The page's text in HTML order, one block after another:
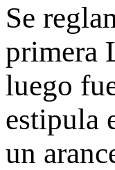
Se
primera
luego
estipula
un